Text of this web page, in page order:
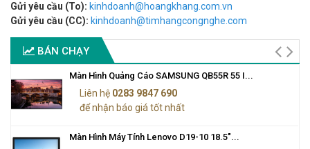
Gửi yêu cầu (To): kinhdoanh@hoangkhang.com.vn
Gửi yêu cầu (CC): kinhdoanh@timhangcongnghe.com
BÁN CHẠY
Màn Hình Quảng Cáo SAMSUNG QB55R 55 I...
Liên hệ 0283 9847 690
để nhận báo giá tốt nhất
Màn Hình Máy Tính Lenovo D19-10 18.5"...